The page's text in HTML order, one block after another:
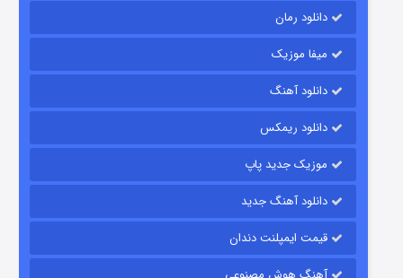
قسمت
دانلود رمان
میفا موزیک
دانلود آهنگ
دانلود ریمکس
موزیک جدید پاپ
دانلود آهنگ جدید
قیمت ایمپلنت دندان